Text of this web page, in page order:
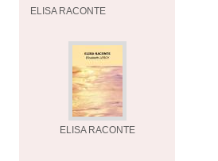
ELISA RACONTE
ELISA RACONTE